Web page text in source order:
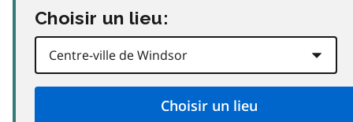
Choisir un lieu: